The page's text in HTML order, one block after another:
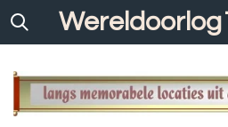
Ga
de
hoofdinhoud